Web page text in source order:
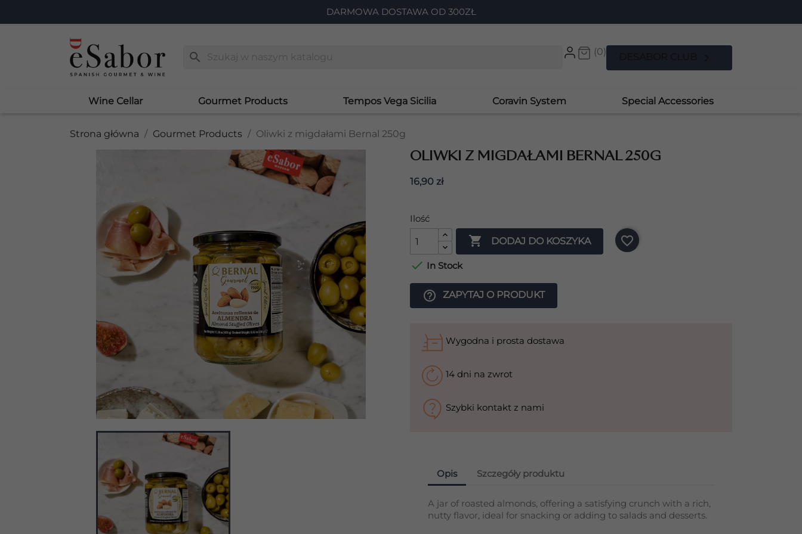
DARMOWA DOSTAWA OD 300ZŁ
search (0)
Wine Cellar Gourmet Products Tempos Vega Sicilia Coravin System Special Accessories
Strona główna Gourmet Products Oliwki z migdałami Bernal 250g
OLIWKI Z MIGDAŁAMI BERNAL 250G
16,90 zł
Ilość
 DODAJ DO KOSZYKA
favorite_border
 In Stock
help_outline ZAPYTAJ O PRODUKT
Wygodna i prosta dostawa
14 dni na zwrot
Szybki kontakt z nami
Opis Szczegóły produktu
A jar of roasted almonds, offering a satisfying crunch with a rich,
nutty flavor, ideal for snacking or adding to salads and desserts.